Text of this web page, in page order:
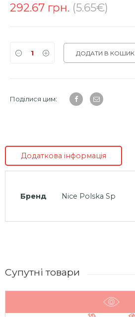
292.67 грн. (5.65€)
ДОДАТИ В КОШИК
Поділися цим:
Додаткова інформація
Бренд Nice Polska Sp
Супутні товари